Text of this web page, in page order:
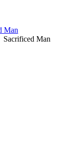
Sacrificed Man